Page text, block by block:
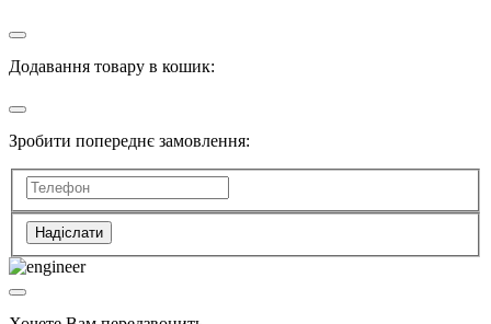
Додавання товару в кошик:
Зробити попереднє замовлення:
Надіслати